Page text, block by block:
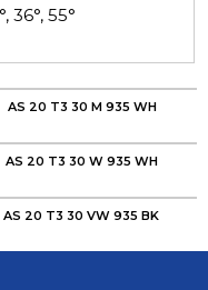
36°, 55°
AS 20 T3 30 M 935 WH
AS 20 T3 30 W 935 WH
AS 20 T3 30 VW 935 BK